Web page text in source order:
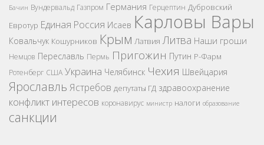
Бачин Вундервальд Газпром Германия Герцептин Дубровский
Евротур Единая Россия Исаев Карловы Вары
Ковальчук Кошурников Крым Латвия Литва Наши гроши
Немцов Переславль Пермь Пригожин Путин Р-Фарм
Ротенберг США Украина Челябинск Чехия Швейцария
Ярославль Ястребов депутаты ГД здравоохранение
конфликт интересов коронавирус министр налоги образование
санкции